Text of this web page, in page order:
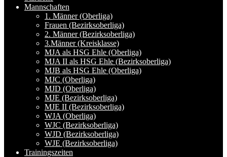
Mannschaften
1. Männer (Oberliga)
Frauen (Bezirksoberliga)
2. Männer (Bezirksoberliga)
3.Männer (Kreisklasse)
MJA als HSG Ehle (Oberliga)
MJA II als HSG Ehle (Bezirksoberliga)
MJB als HSG Ehle (Oberliga)
MJC (Oberliga)
MJD (Oberliga)
MJE (Bezirksoberliga)
MJE II (Bezirksoberliga)
WJA (Oberliga)
WJC (Bezirksoberliga)
WJD (Bezirksoberliga)
WJE (Bezirksoberliga)
Trainingszeiten